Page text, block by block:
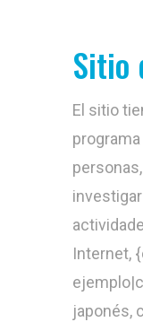
Sitio
El sitio
Internet,
japonés,